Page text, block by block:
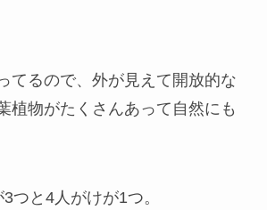
てるので、外が見えて開放的な
植物がたくさんあって自然にも
つと4人がけが1つ。